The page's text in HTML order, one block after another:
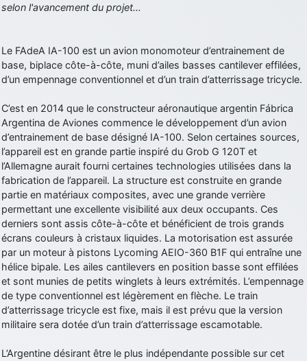
yaellerigolow
: bonjour a tous je suis un élève de première
d9pouces: lesquels, par exemple ?
mahmoud: bonsoir, très instructif ce site .mais nous aimerions avoir
d9pouces : Ça me casse quand même bien les pieds, j’avoue
jericho: Pour moi tout est à nouveau OK dirait-on… Merci à toi.
d9pouces
: En espérant n’avoir coupé les accessoires de personne
au passage !
d9pouces: j'ai trouvé un palliatif un peu violent, mais ça devrait aller
un peu mieux
d9pouces: cette fois, c'est le Brésil et Singapour qui mettent le site
par terre
jericho: Ah ben je peux te confirmer que j'étais resté dans le filtre…
d9pouces: Désolé ! Mon filtrage a été un peu trop violent
manifestement
selon l'avancement du projet…
Le FAdeA IA-100 est un avion monomoteur d’entrainement de
base, biplace côte-à-côte, muni d’ailes basses cantilever effilées,
d’un empennage conventionnel et d’un train d’atterrissage tricycle.
C’est en 2014 que le constructeur aéronautique argentin Fábrica
Argentina de Aviones commence le développement d’un avion
d’entrainement de base désigné IA-100. Selon certaines sources,
l’appareil est en grande partie inspiré du Grob G 120T et
l’Allemagne aurait fourni certaines technologies utilisées dans la
fabrication de l’appareil. La structure est construite en grande
partie en matériaux composites, avec une grande verrière
permettant une excellente visibilité aux deux occupants. Ces
derniers sont assis côte-à-côte et bénéficient de trois grands
écrans couleurs à cristaux liquides. La motorisation est assurée
par un moteur à pistons Lycoming AEIO-360 B1F qui entraîne une
hélice bipale. Les ailes cantilevers en position basse sont effilées
et sont munies de petits winglets à leurs extrémités. L’empennage
de type conventionnel est légèrement en flèche. Le train
d’atterrissage tricycle est fixe, mais il est prévu que la version
militaire sera dotée d’un train d’atterrissage escamotable.
L’Argentine désirant être le plus indépendante possible sur cet